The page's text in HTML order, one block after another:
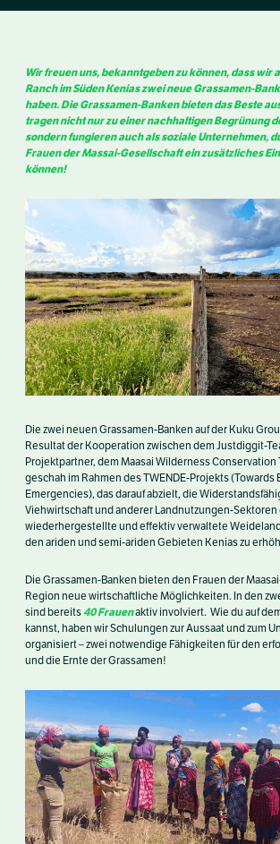
Wir freuen uns, bekanntgeben zu können, dass wir
Ranch im Süden Kenias zwei neue Grassamen-
haben. Die Grassamen-Banken bieten das Beste
tragen nicht nur zu einer nachhaltigen Begrünung
sondern fungieren auch als soziale Unternehmen,
Frauen der Massai-Gesellschaft ein zusätzliches
können!
Die zwei neuen Grassamen-Banken auf der Kuku
Resultat der Kooperation zwischen dem Justdiggit-
Projektpartner, dem Maasai Wilderness Conservation
geschah im Rahmen des TWENDE-Projekts (Towards
Emergencies), das darauf abzielt, die
Viehwirtschaft und anderer Landnutzungen-Sektoren
wiederhergestellte und effektiv verwaltete
den ariden und semi-ariden Gebieten Kenias zu
Die Grassamen-Banken bieten den Frauen der
Region neue wirtschaftliche Möglichkeiten. In den
sind bereits 40 Frauenaktiv involviert. Wie du auf
kannst, haben wir Schulungen zur Aussaat und zum
organisiert – zwei notwendige Fähigkeiten für den
und die Ernte der Grassamen!